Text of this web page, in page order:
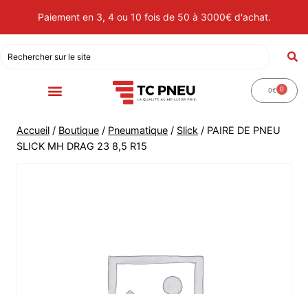
Paiement en 3, 4 ou 10 fois de 50 à 3000€ d'achat.
0€ 0
Accueil / Boutique / Pneumatique / Slick / PAIRE DE PNEU
SLICK MH DRAG 23 8,5 R15